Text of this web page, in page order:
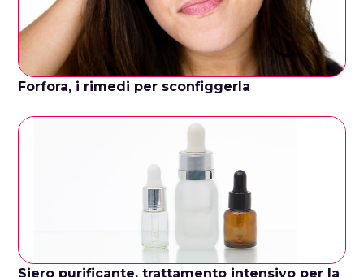
Forfora, i rimedi per sconfiggerla
Siero purificante, trattamento intensivo per la